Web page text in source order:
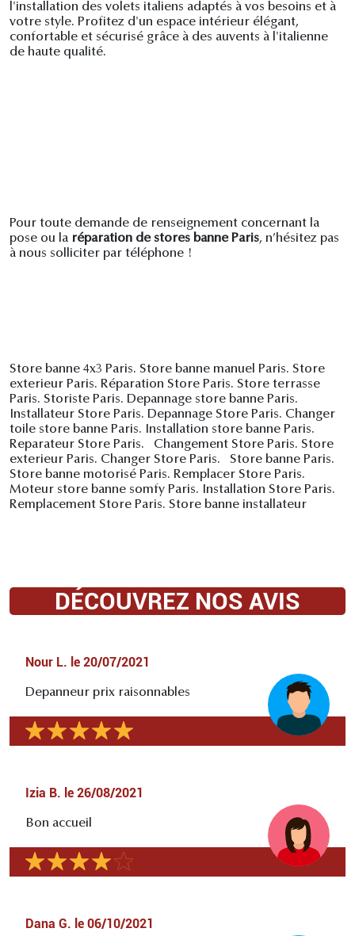
l'installation des volets italiens adaptés à vos besoins et à
votre style. Profitez d'un espace intérieur élégant,
confortable et sécurisé grâce à des auvents à l'italienne
de haute qualité.
Pour toute demande de renseignement concernant la
pose ou la réparation de stores banne Paris, n’hésitez pas
à nous solliciter par téléphone !
Store banne 4x3 Paris. Store banne manuel Paris. Store
exterieur Paris. Réparation Store Paris. Store terrasse
Paris. Storiste Paris. Depannage store banne Paris.
Installateur Store Paris. Depannage Store Paris. Changer
toile store banne Paris. Installation store banne Paris.
Reparateur Store Paris. Changement Store Paris. Store
exterieur Paris. Changer Store Paris. Store banne Paris.
Store banne motorisé Paris. Remplacer Store Paris.
Moteur store banne somfy Paris. Installation Store Paris.
Remplacement Store Paris. Store banne installateur
DÉCOUVREZ NOS AVIS
Nour L. le 20/07/2021
Depanneur prix raisonnables
Izia B. le 26/08/2021
Bon accueil
Dana G. le 06/10/2021